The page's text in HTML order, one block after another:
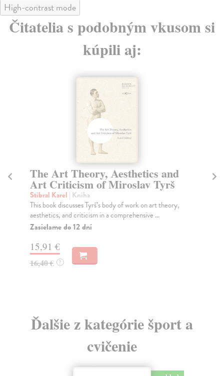
High-contrast mode
Čitatelia s podobným vkusom si
kúpili aj:
The Art Theory, Aesthetics and
Art Criticism of Miroslav Tyrš
Stibral Karel | Kniha
This book discusses Tyrš’s body of work on art theory,
aesthetics, and criticism in a comprehensive ...
Zasielame do 12 dní
15,91 €
16,40 € ?
Ďalšie z kategórie šport a
cvičenie